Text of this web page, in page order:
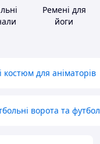
Ремені для
йоги
костюм для аніматорів
ворота та